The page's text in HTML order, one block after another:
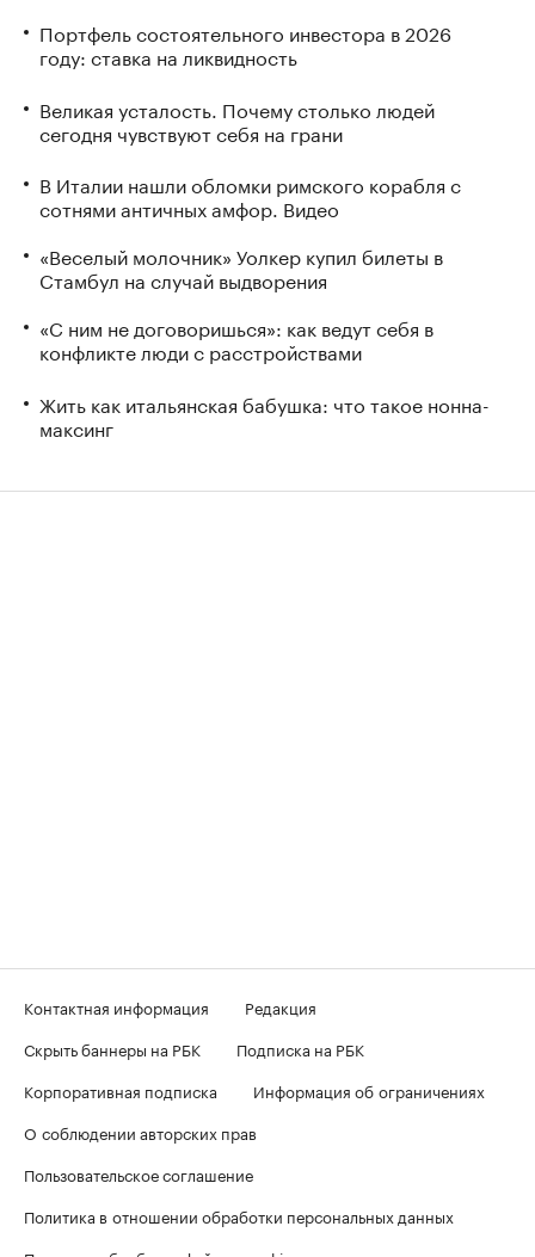
Портфель состоятельного инвестора в 2026
году: ставка на ликвидность
Великая усталость. Почему столько людей
сегодня чувствуют себя на грани
В Италии нашли обломки римского корабля с
сотнями античных амфор. Видео
«Веселый молочник» Уолкер купил билеты в
Стамбул на случай выдворения
«С ним не договоришься»: как ведут себя в
конфликте люди с расстройствами
Жить как итальянская бабушка: что такое нонна-
максинг
Контактная информация
Редакция
Скрыть баннеры на РБК
Подписка на РБК
Корпоративная подписка
Информация об ограничениях
О соблюдении авторских прав
Пользовательское соглашение
Политика в отношении обработки персональных данных